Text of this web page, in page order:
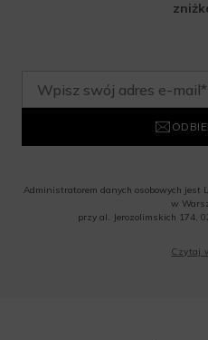
Administratorem danych osobowych jest
w
przy al. Jerozolimskich 174,
o.o. informacji handlowych, w tym
Czytaj